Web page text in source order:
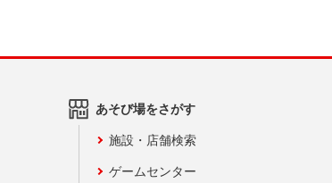
あそび場をさがす
施設・店舗検索
ゲームセンター